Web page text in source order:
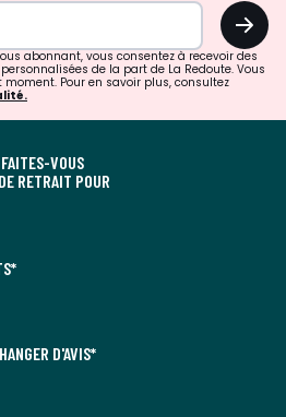
OK
abonnant, vous consentez à recevoir des
de la part de La Redoute. Vous
moment. Pour en savoir plus, consultez
VOUS
RETRAIT POUR
D'AVIS*